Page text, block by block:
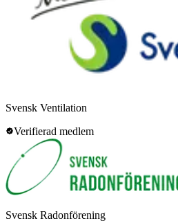
Svensk Ventilation
Verifierad medlem
Svensk Radonförening